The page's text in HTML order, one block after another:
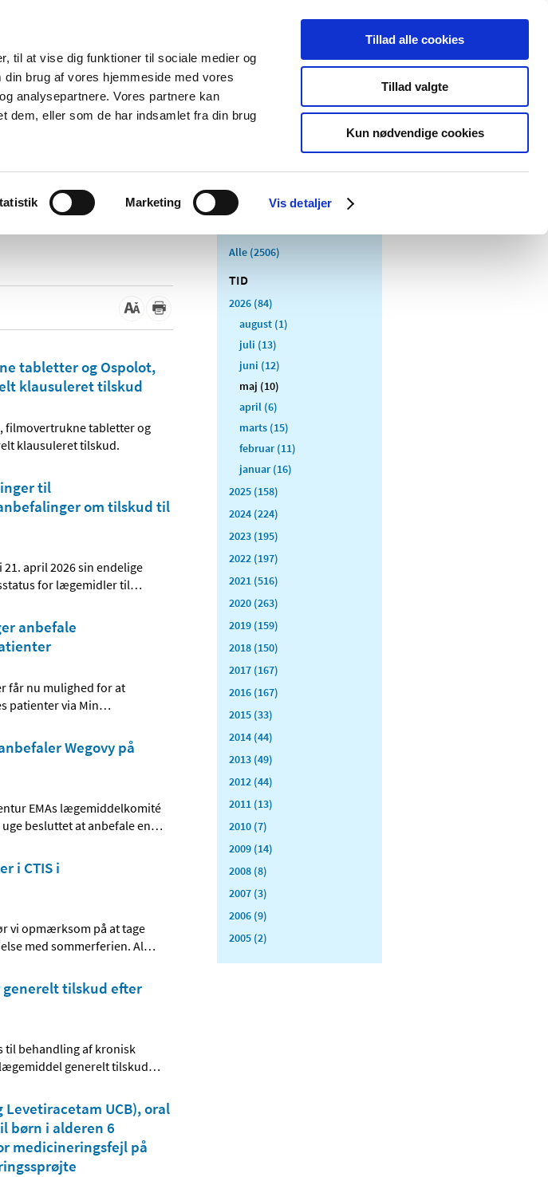
til at vise dig funktioner til sociale medier og
brug af vores hjemmeside med vores
analysepartnere. Vores partnere kan
dem, eller som de har indsamlet fra din brug
Marketing Vis detaljer
Tillad alle cookies
Tillad valgte
Kun nødvendige cookies
Nyheder Om os Kontakt Udgivelser
Apoteker og salg af
Medicinsk
Særlige
produktområder
tabletter og Ospolot,
klausuleret tilskud
filmovertrukne tabletter og
klausuleret tilskud.
til
om tilskud til
april 2026 sin endelige
for lægemidler til…
anbefale
får nu mulighed for at
patienter via Min…
Wegovy på
EMAs lægemiddelkomité
besluttet at anbefale en…
i CTIS i
vi opmærksom på at tage
med sommerferien. Al…
tilskud efter
til behandling af kronisk
generelt tilskud…
UCB), oral
børn i alderen 6
medicineringsfejl på
Alle (2506)
TID
2026 (84)
august (1)
juli (13)
juni (12)
maj (10)
april (6)
marts (15)
februar (11)
januar (16)
2025 (158)
2024 (224)
2023 (195)
2022 (197)
2021 (516)
2020 (263)
2019 (159)
2018 (150)
2017 (167)
2016 (167)
2015 (33)
2014 (44)
2013 (49)
2012 (44)
2011 (13)
2010 (7)
2009 (14)
2008 (8)
2007 (3)
2006 (9)
2005 (2)